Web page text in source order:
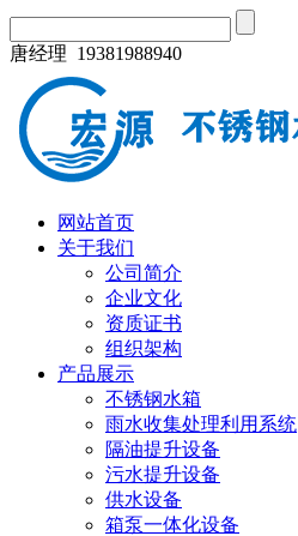
唐经理 19381988940
网站首页
关于我们
公司简介
企业文化
资质证书
组织架构
产品展示
不锈钢水箱
雨水收集处理利用系统
隔油提升设备
污水提升设备
供水设备
箱泵一体化设备